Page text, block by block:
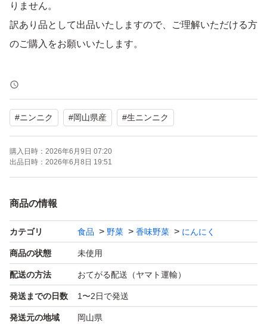
りません。
訳あり品として出品いたしますので、ご理解いただける方
のご購入をお願いいたします。
【内容量】約800グラム
【状態】目立った傷や汚れなし
【カラー】ホワイト系
料理のアクセントや保存食としてぜひご活用ください。よ
#ニンニク #岡山県産 #生ニンニク
購入日時： 2026年6月9日 07:20
出品日時： 2026年6月8日 19:51
商品の情報
カテゴリ 食品 野菜 香味野菜 にんにく
商品の状態 未使用
配送の方法 おてがる配送（ヤマト運輸）
発送までの日数 1〜2日で発送
発送元の地域 岡山県